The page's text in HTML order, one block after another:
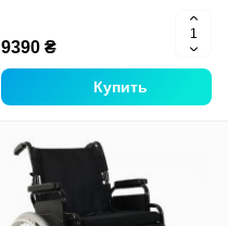
9390 ₴
Купить